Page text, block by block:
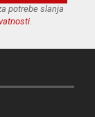
potrebe slanja
.